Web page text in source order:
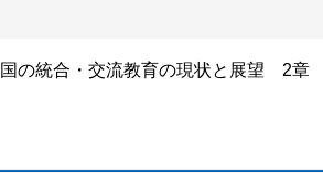
の統合・交流教育の現状と展望 2